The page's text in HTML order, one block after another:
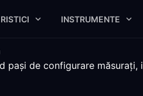
INSTRUMENTE
pași de configurare